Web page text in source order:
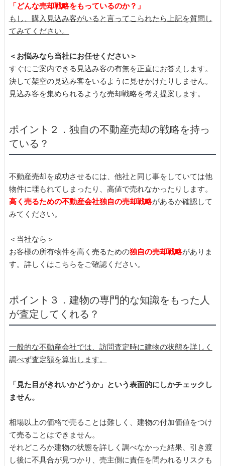
「どんな売却戦略をもっているのか？」
もし、購入見込み客がいると言ってこられたら上記を質問し
てみてください。
＜お悩みなら当社にお任せください＞
すぐにご案内できる見込み客の有無を正直にお答えします。
決して架空の見込み客をいるように見せかけたりしません。
見込み客を集められるような売却戦略を考え提案します。
ポイント２．独自の不動産売却の戦略を持っ
ている？
不動産売却を成功させるには、他社と同じ事をしていては他
物件に埋もれてしまったり、高値で売れなかったりします。
高く売るための不動産会社独自の売却戦略があるか確認して
みてください。
＜当社なら＞
お客様の所有物件を高く売るための独自の売却戦略がありま
す。詳しくはこちらをご確認ください。
ポイント３．建物の専門的な知識をもった人
が査定してくれる？
一般的な不動産会社では、訪問査定時に建物の状態を詳しく
調べず査定額を算出します。
「見た目がきれいかどうか」という表面的にしかチェックし
ません。
相場以上の価格で売ることは難しく、建物の付加価値をつけ
て売ることはできません。
それどころか建物の状態を詳しく調べなかった結果、引き渡
し後に不具合が見つかり、売主側に責任を問われるリスクも